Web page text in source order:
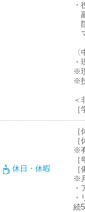
・
〈
・
※
※
＜
休日・休暇
※
［
※
続